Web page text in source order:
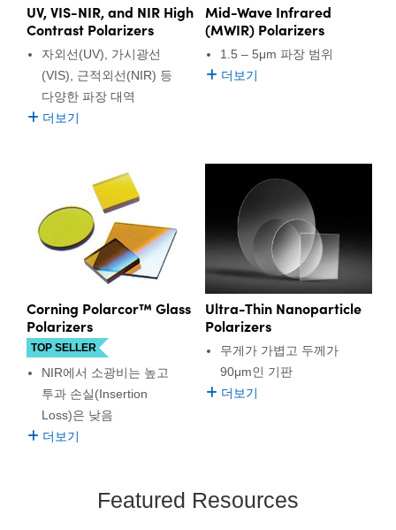
UV, VIS-NIR, and NIR High
Contrast Polarizers
자외선(UV), 가시광선
(VIS), 근적외선(NIR) 등
다양한 파장 대역
더보기
Mid-Wave Infrared
(MWIR) Polarizers
1.5 – 5μm 파장 범위
더보기
Corning Polarcor™ Glass
Polarizers
TOP SELLER
NIR에서 소광비는 높고
투과 손실(Insertion
Loss)은 낮음
더보기
Ultra-Thin Nanoparticle
Polarizers
무게가 가볍고 두께가
90μm인 기판
더보기
Featured Resources